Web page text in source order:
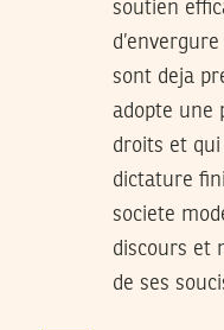
soutien
sont deja
adopte une
droits et qui
dictature
societe
discours et
de ses